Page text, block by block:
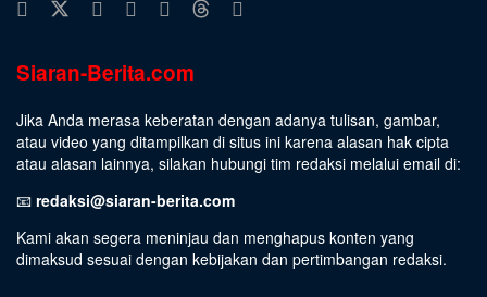
Siaran-Berita.com
Jika Anda merasa keberatan dengan adanya tulisan, gambar,
atau video yang ditampilkan di situs ini karena alasan hak cipta
atau alasan lainnya, silakan hubungi tim redaksi melalui email di:
📧 redaksi@siaran-berita.com
Kami akan segera meninjau dan menghapus konten yang
dimaksud sesuai dengan kebijakan dan pertimbangan redaksi.